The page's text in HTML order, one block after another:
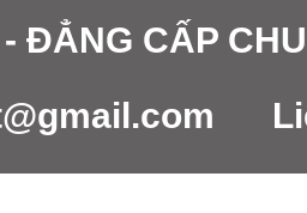
ĐẲNG CẤP